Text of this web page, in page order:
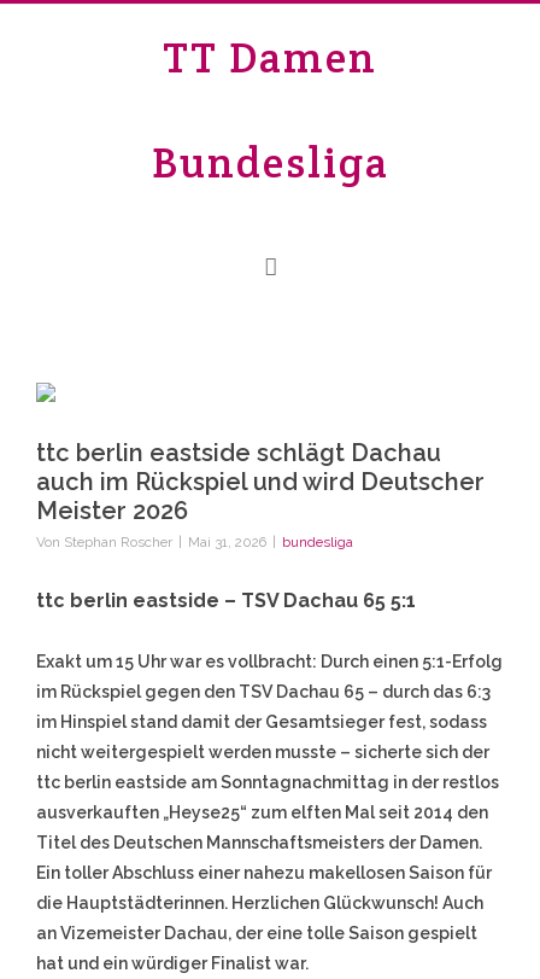
TT Damen
Bundesliga
ttc berlin eastside schlägt Dachau
auch im Rückspiel und wird Deutscher
Meister 2026
Von Stephan Roscher Mai 31, 2026 bundesliga
ttc berlin eastside – TSV Dachau 65 5:1
Exakt um 15 Uhr war es vollbracht: Durch einen 5:1-Erfolg
im Rückspiel gegen den TSV Dachau 65 – durch das 6:3
im Hinspiel stand damit der Gesamtsieger fest, sodass
nicht weitergespielt werden musste – sicherte sich der
ttc berlin eastside am Sonntagnachmittag in der restlos
ausverkauften „Heyse25“ zum elften Mal seit 2014 den
Titel des Deutschen Mannschaftsmeisters der Damen.
Ein toller Abschluss einer nahezu makellosen Saison für
die Hauptstädterinnen. Herzlichen Glückwunsch! Auch
an Vizemeister Dachau, der eine tolle Saison gespielt
hat und ein würdiger Finalist war.